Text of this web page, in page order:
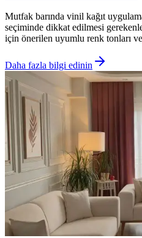
Mutfak barında vinil kağıt
seçiminde dikkat edilmesi
için önerilen uyumlu renk tonları
Daha fazla bilgi edinin